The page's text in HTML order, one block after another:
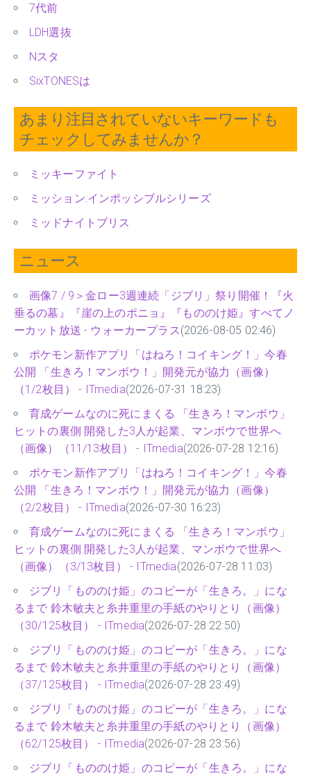
7代前
LDH選抜
Nスタ
SixTONESは
あまり注目されていないキーワードも
チェックしてみませんか？
ミッキーファイト
ミッション:インポッシブルシリーズ
ミッドナイトブリス
ニュース
画像7 / 9＞金ロー3週連続「ジブリ」祭り開催！『火
垂るの墓』『崖の上のポニョ』『もののけ姫』すべてノ
ーカット放送 - ウォーカープラス(2026-08-05 02:46)
ポケモン新作アプリ「はねろ！コイキング！」今春
公開 「生きろ！マンボウ！」開発元が協力（画像）
（1/2枚目） - ITmedia(2026-07-31 18:23)
育成ゲームなのに死にまくる 「生きろ！マンボウ」
ヒットの裏側 開発した3人が起業、マンボウで世界へ
（画像）（11/13枚目） - ITmedia(2026-07-28 12:16)
ポケモン新作アプリ「はねろ！コイキング！」今春
公開 「生きろ！マンボウ！」開発元が協力（画像）
（2/2枚目） - ITmedia(2026-07-30 16:23)
育成ゲームなのに死にまくる 「生きろ！マンボウ」
ヒットの裏側 開発した3人が起業、マンボウで世界へ
（画像）（3/13枚目） - ITmedia(2026-07-28 11:03)
ジブリ「もののけ姫」のコピーが「生きろ。」にな
るまで 鈴木敏夫と糸井重里の手紙のやりとり（画像）
（30/125枚目） - ITmedia(2026-07-28 22:50)
ジブリ「もののけ姫」のコピーが「生きろ。」にな
るまで 鈴木敏夫と糸井重里の手紙のやりとり（画像）
（37/125枚目） - ITmedia(2026-07-28 23:49)
ジブリ「もののけ姫」のコピーが「生きろ。」にな
るまで 鈴木敏夫と糸井重里の手紙のやりとり（画像）
（62/125枚目） - ITmedia(2026-07-28 23:56)
ジブリ「もののけ姫」のコピーが「生きろ。」にな